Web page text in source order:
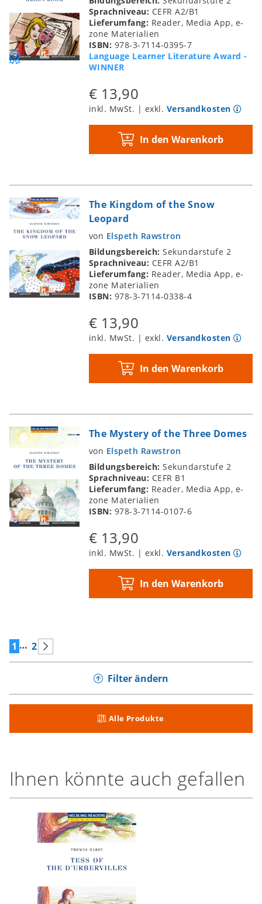
Sprachniveau: CEFR A2/B1
Lieferumfang: Reader, Media App, e-
zone Materialien
ISBN: 978-3-7114-0395-7
Language Learner Literature Award -
WINNER
€ 13,90
inkl. MwSt. | exkl. Versandkosten
In den Warenkorb
The Kingdom of the Snow
Leopard
von Elspeth Rawstron
Bildungsbereich:Sekundarstufe 2
Sprachniveau: CEFR A2/B1
Lieferumfang: Reader, Media App, e-
zone Materialien
ISBN: 978-3-7114-0338-4
€ 13,90
inkl. MwSt. | exkl. Versandkosten
In den Warenkorb
The Mystery of the Three Domes
von Elspeth Rawstron
Bildungsbereich:Sekundarstufe 2
Sprachniveau: CEFR B1
Lieferumfang: Reader, Media App, e-
zone Materialien
ISBN: 978-3-7114-0107-6
€ 13,90
inkl. MwSt. | exkl. Versandkosten
In den Warenkorb
1 … 2
Filter ändern
Alle Produkte
Ihnen könnte auch gefallen